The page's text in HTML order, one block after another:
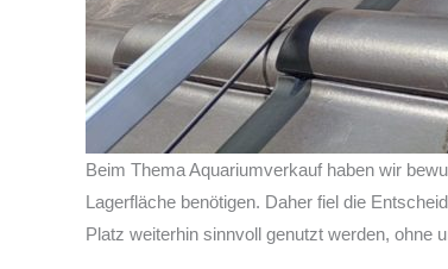
Beim Thema Aquariumverkauf haben wir
Lagerfläche benötigen. Daher fiel die
Platz weiterhin sinnvoll genutzt werden, ohne